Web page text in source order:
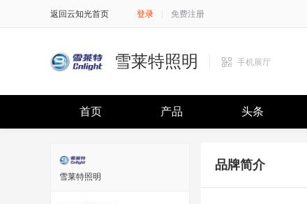
返回云知光首页 登录 免费注册
雪莱特照明 手机展厅
首页 产品 头条
雪莱特照明
品牌简介